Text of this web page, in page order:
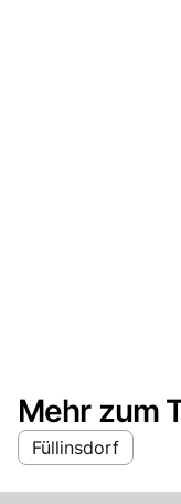
Mehr zum
Füllinsdorf